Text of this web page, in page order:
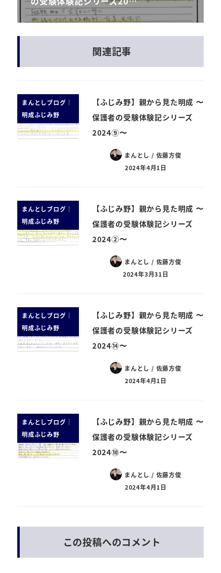
関連記事
まんとしブログ｜
明成ふじみ野
【ふじみ野】親から見た明成 〜
保護者の受験体験記シリーズ
2024⑨〜
まんとし / 佐藤方俊
2024年4月1日
まんとしブログ｜
明成ふじみ野
【ふじみ野】親から見た明成 〜
保護者の受験体験記シリーズ
2024②〜
まんとし / 佐藤方俊
2024年3月31日
まんとしブログ｜
明成ふじみ野
【ふじみ野】親から見た明成 〜
保護者の受験体験記シリーズ
2024⑭〜
まんとし / 佐藤方俊
2024年4月1日
まんとしブログ｜
明成ふじみ野
【ふじみ野】親から見た明成 〜
保護者の受験体験記シリーズ
2024⑩〜
まんとし / 佐藤方俊
2024年4月1日
この投稿へのコメント